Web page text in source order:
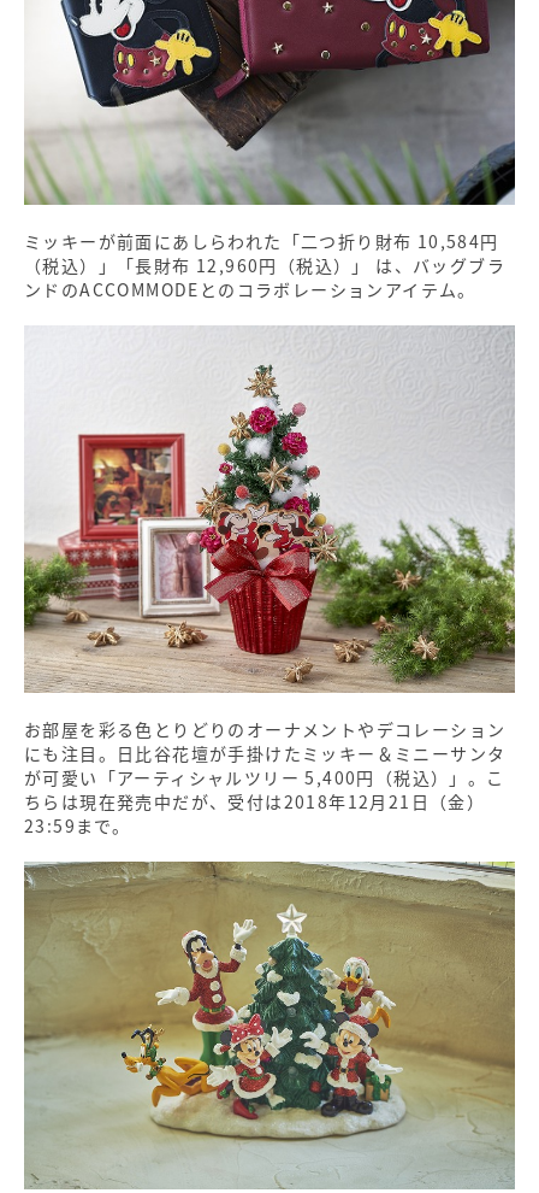
ミッキーが前面にあしらわれた「二つ折り財布 10,584円
（税込）」「長財布 12,960円（税込）」 は、バッグブラ
ンドのACCOMMODEとのコラボレーションアイテム。
お部屋を彩る色とりどりのオーナメントやデコレーション
にも注目。日比谷花壇が手掛けたミッキー＆ミニーサンタ
が可愛い「アーティシャルツリー 5,400円（税込）」。こ
ちらは現在発売中だが、受付は2018年12月21日（金）
23:59まで。